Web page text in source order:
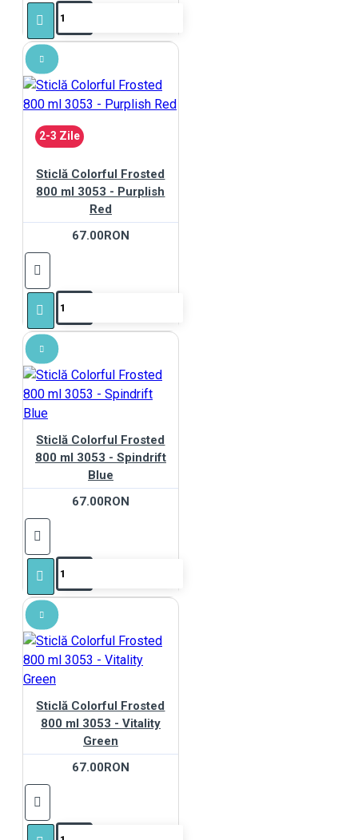
2-3 Zile
Sticlă Colorful Frosted
800 ml 3053 - Purplish
Red
67.00RON
Sticlă Colorful Frosted
800 ml 3053 - Spindrift
Blue
67.00RON
Sticlă Colorful Frosted
800 ml 3053 - Vitality
Green
67.00RON